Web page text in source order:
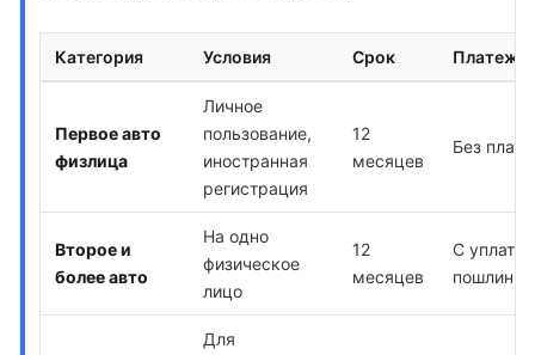
Категория Условия Срок Платежи
Первое авто
физлица
Личное
пользование,
иностранная
регистрация
12
месяцев
Без
Второе и
более авто
На одно
физическое
лицо
12
месяцев
С уплатой
пошлин
Для